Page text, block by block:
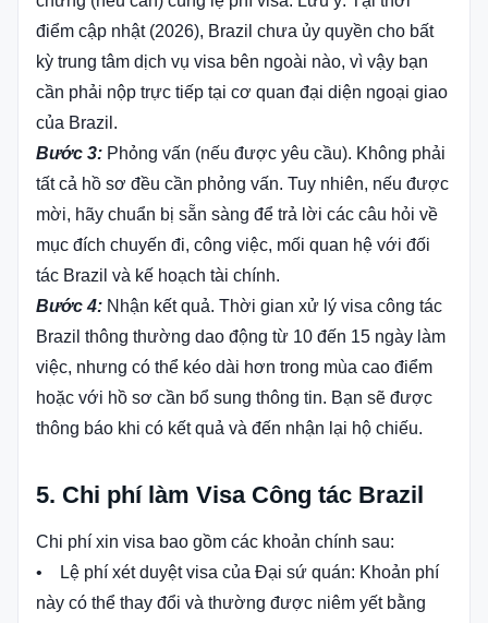
điểm cập nhật (2026), Brazil chưa ủy quyền cho bất
kỳ trung tâm dịch vụ visa bên ngoài nào, vì vậy bạn
cần phải nộp trực tiếp tại cơ quan đại diện ngoại giao
của Brazil.
Bước 3: Phỏng vấn (nếu được yêu cầu). Không phải
tất cả hồ sơ đều cần phỏng vấn. Tuy nhiên, nếu được
mời, hãy chuẩn bị sẵn sàng để trả lời các câu hỏi về
mục đích chuyến đi, công việc, mối quan hệ với đối
tác Brazil và kế hoạch tài chính.
Bước 4: Nhận kết quả. Thời gian xử lý visa công tác
Brazil thông thường dao động từ 10 đến 15 ngày làm
việc, nhưng có thể kéo dài hơn trong mùa cao điểm
hoặc với hồ sơ cần bổ sung thông tin. Bạn sẽ được
thông báo khi có kết quả và đến nhận lại hộ chiếu.
5. Chi phí làm Visa Công tác Brazil
Chi phí xin visa bao gồm các khoản chính sau:
• Lệ phí xét duyệt visa của Đại sứ quán: Khoản phí
này có thể thay đổi và thường được niêm yết bằng